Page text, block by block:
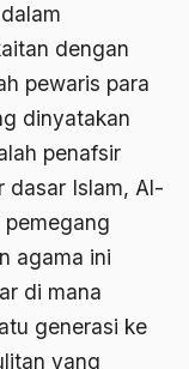
dengan
pewaris para
dinyatakan
penafsir
dasar Islam, Al-
pemegang
agama ini
di mana
generasi ke
yang